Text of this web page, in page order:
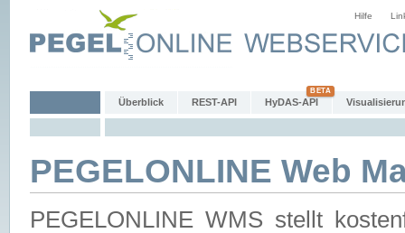
Hilfe
Überblick REST-API HyDAS-API
PEGELONLINE Web
PEGELONLINE WMS stellt